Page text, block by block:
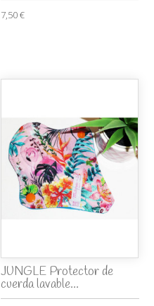
7,50 €
JUNGLE Protector de
cuerda lavable...